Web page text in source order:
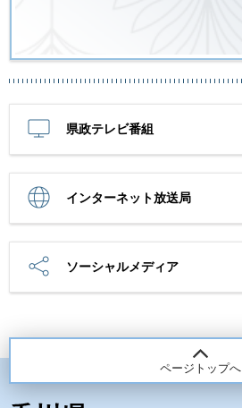
県政テレビ番組
インターネット放送局
ソーシャルメディア
ページトップへ